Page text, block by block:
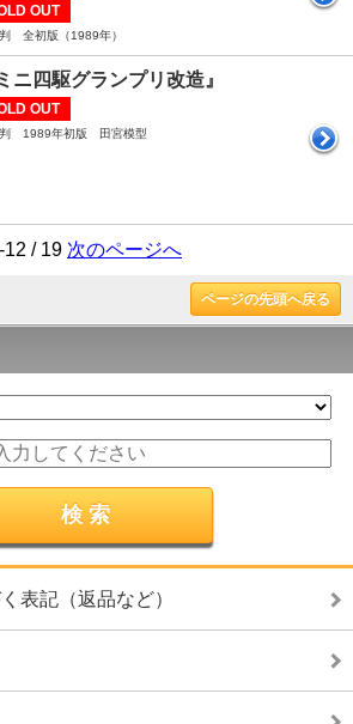
OUT
全初版（1989年）
ニ四駆グランプリ改造』
OUT
1989年初版 田宮模型
12 / 19 次のページへ
ページの先頭へ戻る
表記（返品など）